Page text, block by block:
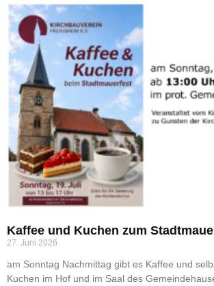
Kaffee und Kuchen zum
27. Juni 2026
am Sonntag Nachmittag gibt es Kaffee und
Kuchen im Hof und im Saal des